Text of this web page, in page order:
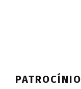
PATROCÍNIO